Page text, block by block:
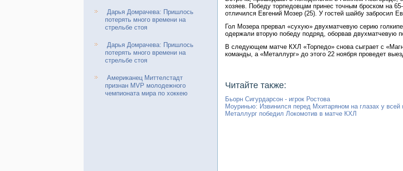
Дарья Домрачева: Пришлось
потерять много времени на
стрельбе стоя
Дарья Домрачева: Пришлось
потерять много времени на
стрельбе стоя
Американец Миттелстадт
признан MVP молодежного
чемпионата мира по хоккею
хозяев. Победу торпедовцам принес точным броском на
отличился Евгений Мозер (25). У гостей шайбу забросил
Гол Мозера прервал «сухую» двухматчевую серию
одержали вторую победу подряд, оборвав двухматчевую
В следующем матче КХЛ «Торпедо» снова сыграет с
команды, а «Металлург» до этого 22 ноября проведет
Читайте также:
Бьорн Сигурдарсон - игрок Ростова
Моуринью: Извинился перед Мхитаряном на глазах у всей
Металлург победил Локомотив в матче КХЛ